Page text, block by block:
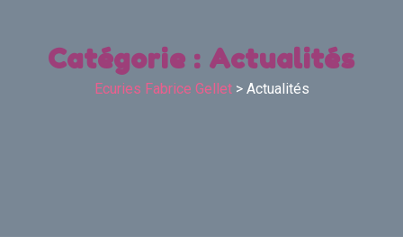
Catégorie : Actualités
Ecuries Fabrice Gellet> Actualités